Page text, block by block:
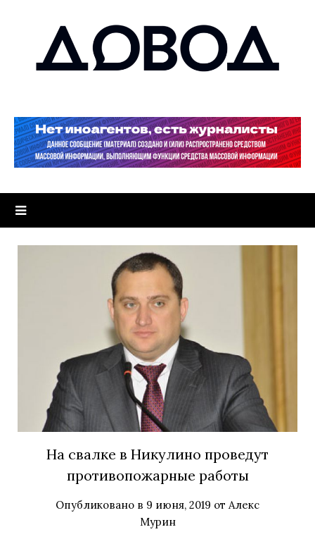
На свалке в Никулино проведут
противопожарные работы
Опубликовано в 9 июня, 2019 от Алекс
Мурин